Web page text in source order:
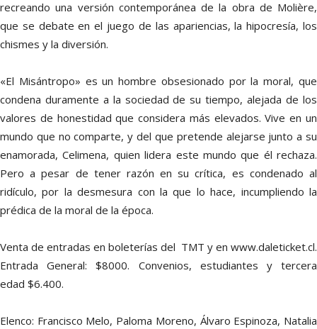
recreando una versión contemporánea de la obra de Molière,
que se debate en el juego de las apariencias, la hipocresía, los
chismes y la diversión.
«El Misántropo» es un hombre obsesionado por la moral, que
condena duramente a la sociedad de su tiempo, alejada de los
valores de honestidad que considera más elevados. Vive en un
mundo que no comparte, y del que pretende alejarse junto a su
enamorada, Celimena, quien lidera este mundo que él rechaza.
Pero a pesar de tener razón en su crítica, es condenado al
ridículo, por la desmesura con la que lo hace, incumpliendo la
prédica de la moral de la época.
Venta de entradas en boleterías del TMT y en www.daleticket.cl.
Entrada General: $8000. Convenios, estudiantes y tercera
edad $6.400.
Elenco: Francisco Melo, Paloma Moreno, Álvaro Espinoza, Natalia